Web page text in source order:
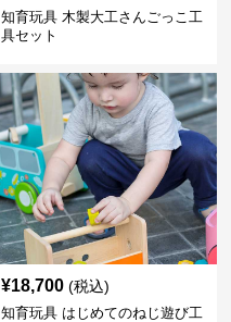
知育玩具 木製大工さんごっこ工
具セット
¥18,700 (税込)
知育玩具 はじめてのねじ遊び工